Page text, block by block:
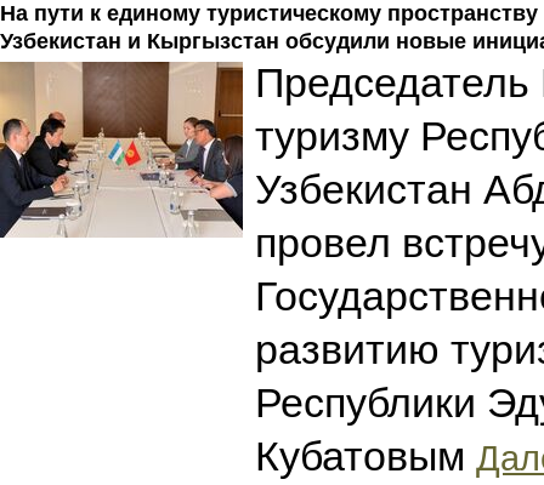
На пути к единому туристическому
Узбекистан и Кыргызстан обсудили новые
Председатель
туризму
Узбекистан
провел
развитию
Республики
Кубатовым